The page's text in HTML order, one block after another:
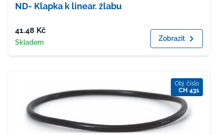
ND- Klapka k linear. žlabu
Cena
41.48 Kč
Dostupnost
Skladem Zobrazit
Obj. číslo
CH 431